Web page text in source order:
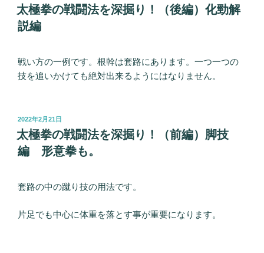
稿
日:
太極拳の戦闘法を深掘り！（後編）化勁解
説編
戦い方の一例です。根幹は套路にあります。一つ一つの
技を追いかけても絶対出来るようにはなりません。
投
稿
日:
2022年2月21日
太極拳の戦闘法を深掘り！（前編）脚技
編 形意拳も。
套路の中の蹴り技の用法です。
片足でも中心に体重を落とす事が重要になります。